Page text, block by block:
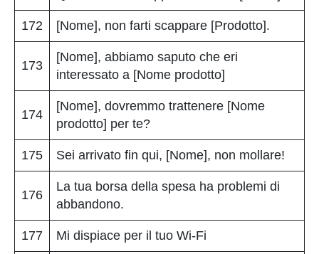
172 [Nome], non farti scappare [Prodotto].
173
[Nome], abbiamo saputo che eri
interessato a [Nome prodotto]
174
[Nome], dovremmo trattenere [Nome
prodotto] per te?
175 Sei arrivato fin qui, [Nome], non mollare!
176
La tua borsa della spesa ha problemi di
abbandono.
177 Mi dispiace per il tuo Wi-Fi